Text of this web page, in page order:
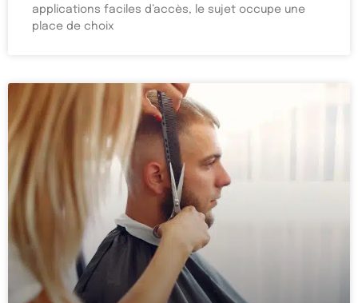
applications faciles d’accès, le sujet occupe une
place de choix